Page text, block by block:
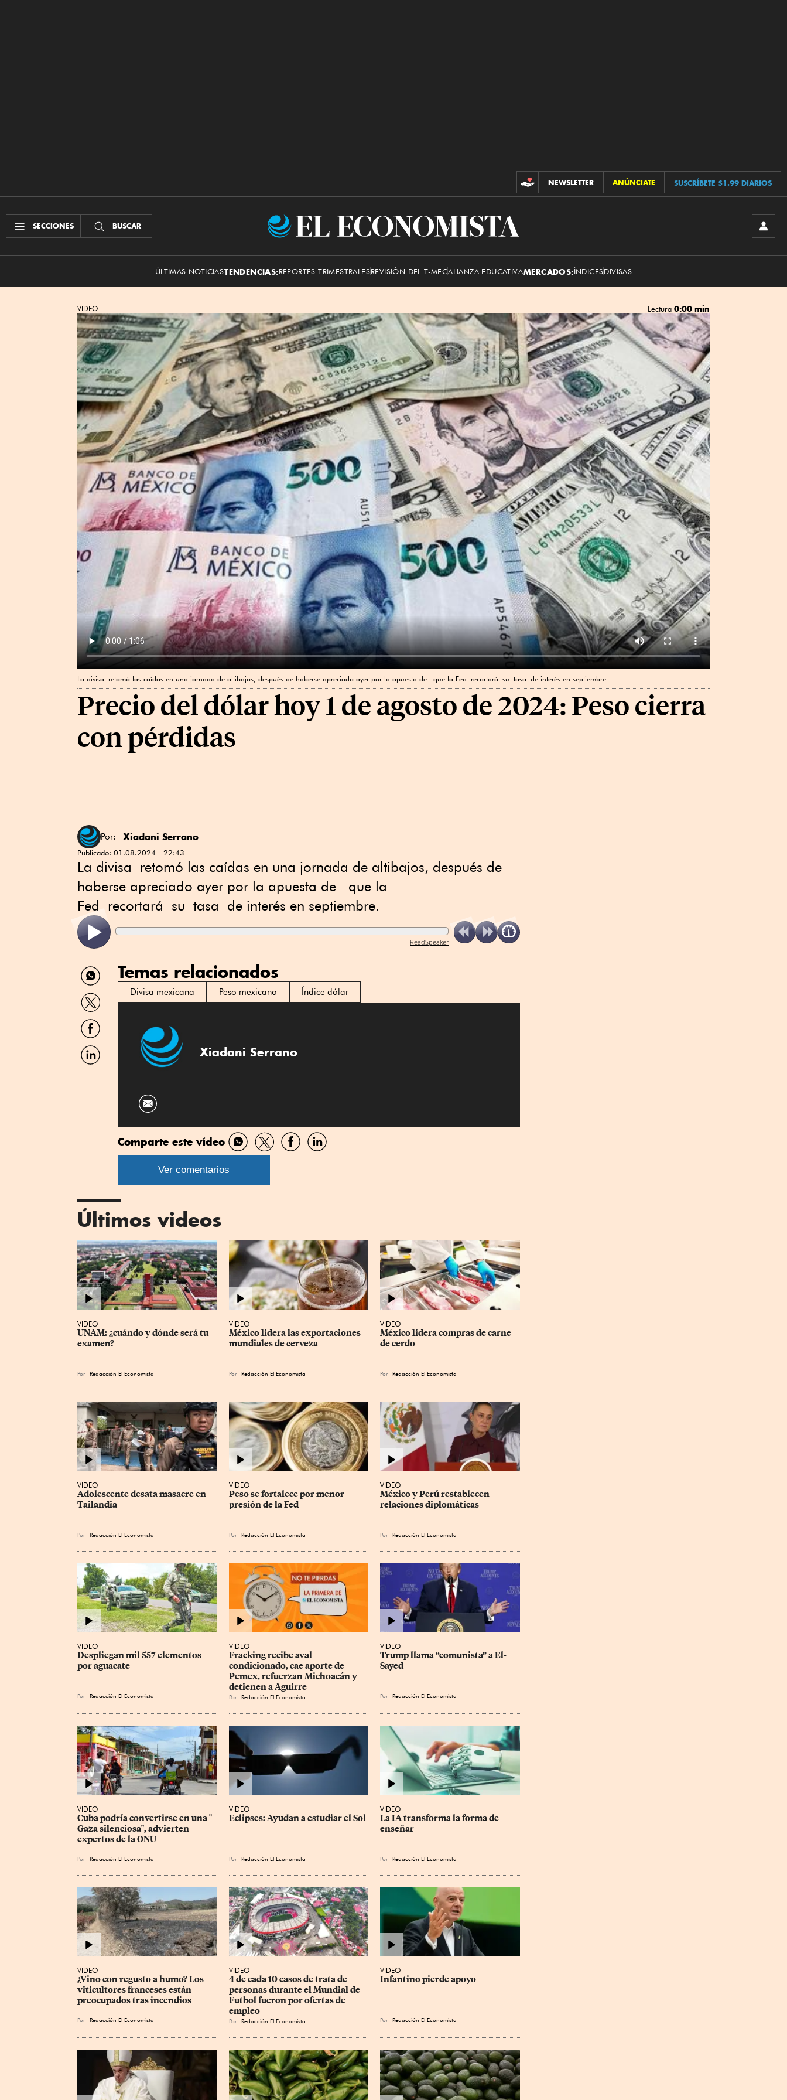
CONTRIBUCIONES
NEWSLETTER ANÚNCIATE SUSCRÍBETE $1.99 DIARIOS
SECCIONES BUSCAR
El
ÚLTIMAS NOTICIASTENDENCIAS:REPORTES TRIMESTRALESREVISIÓN DEL T-MECALIANZA EDUCATIVAMERCADOS:ÍNDICESDIVISAS
VIDEO Lectura 0:00 min
La divisa retomó las caídas en una jornada de altibajos, después de haberse apreciado ayer por la apuesta de que la Fed recortará su tasa de interés en septiembre.
Precio del dólar hoy 1 de agosto de 2024: Peso cierra
con pérdidas
Por: Xiadani Serrano
Publicado: 01.08.2024 - 22:43
La divisa retomó las caídas en una jornada de altibajos, después de
haberse apreciado ayer por la apuesta de que la
Fed recortará su tasa de interés en septiembre.
ReadSpeaker
Compartir
por
WhatsApp
Compartir
por
Twitter
Compartir
por
Facebook
Compartir
por
Temas relacionados
Divisa mexicana Peso mexicano Índice dólar
Xiadani Serrano
Comparte este vídeo
Compartir
por
Compartir
por
CompartirCompartir
Ver comentarios
Últimos videos
VIDEO
UNAM: ¿cuándo y dónde será tu
examen?
Por Redacción El Economista
VIDEO
México lidera las exportaciones
mundiales de cerveza
Por Redacción El Economista
VIDEO
México lidera compras de carne
de cerdo
Por Redacción El Economista
VIDEO
Adolescente desata masacre en
Tailandia
Por Redacción El Economista
VIDEO
Peso se fortalece por menor
presión de la Fed
Por Redacción El Economista
VIDEO
México y Perú restablecen
relaciones diplomáticas
Por Redacción El Economista
VIDEO
Despliegan mil 557 elementos
por aguacate
Por Redacción El Economista
VIDEO
Fracking recibe aval
condicionado, cae aporte de
Pemex, refuerzan Michoacán y
detienen a Aguirre
Por Redacción El Economista
VIDEO
Trump llama “comunista” a El-
Sayed
Por Redacción El Economista
VIDEO
Cuba podría convertirse en una "
Gaza silenciosa", advierten
expertos de la ONU
Por Redacción El Economista
VIDEO
Eclipses: Ayudan a estudiar el Sol
Por Redacción El Economista
VIDEO
La IA transforma la forma de
enseñar
Por Redacción El Economista
VIDEO
¿Vino con regusto a humo? Los
viticultores franceses están
preocupados tras incendios
Por Redacción El Economista
VIDEO
4 de cada 10 casos de trata de
personas durante el Mundial de
Futbol fueron por ofertas de
empleo
Por Redacción El Economista
VIDEO
Infantino pierde apoyo
Por Redacción El Economista